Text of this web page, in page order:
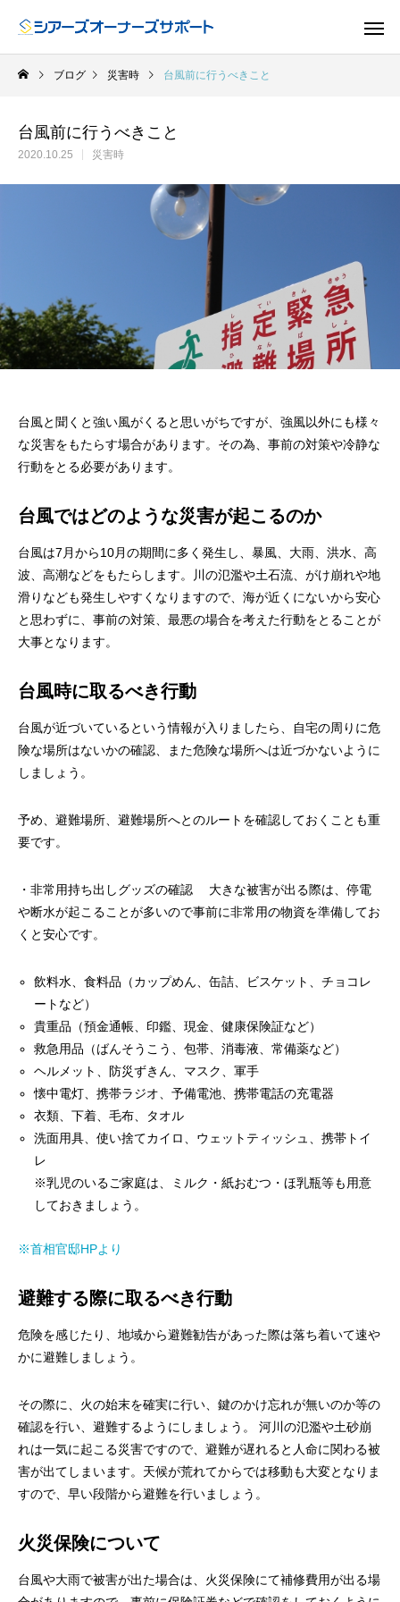
ドア
ブログ 災害時 台風前に行うべきこと
台風前に行うべきこと
2020.10.25 災害時
台風と聞くと強い風がくると思いがちですが、強風以外にも様々
な災害をもたらす場合があります。その為、事前の対策や冷静な
行動をとる必要があります。
台風ではどのような災害が起こるのか
台風は7月から10月の期間に多く発生し、暴風、大雨、洪水、高
波、高潮などをもたらします。川の氾濫や土石流、がけ崩れや地
滑りなども発生しやすくなりますので、海が近くにないから安心
と思わずに、事前の対策、最悪の場合を考えた行動をとることが
大事となります。
台風時に取るべき行動
台風が近づいているという情報が入りましたら、自宅の周りに危
険な場所はないかの確認、また危険な場所へは近づかないように
しましょう。
予め、避難場所、避難場所へとのルートを確認しておくことも重
要です。
・非常用持ち出しグッズの確認 大きな被害が出る際は、停電
や断水が起こることが多いので事前に非常用の物資を準備してお
くと安心です。
飲料水、食料品（カップめん、缶詰、ビスケット、チョコレ
ートなど）
貴重品（預金通帳、印鑑、現金、健康保険証など）
救急用品（ばんそうこう、包帯、消毒液、常備薬など）
ヘルメット、防災ずきん、マスク、軍手
懐中電灯、携帯ラジオ、予備電池、携帯電話の充電器
衣類、下着、毛布、タオル
洗面用具、使い捨てカイロ、ウェットティッシュ、携帯トイ
レ
※乳児のいるご家庭は、ミルク・紙おむつ・ほ乳瓶等も用意
しておきましょう。
※首相官邸HPより
避難する際に取るべき行動
危険を感じたり、地域から避難勧告があった際は落ち着いて速や
かに避難しましょう。
その際に、火の始末を確実に行い、鍵のかけ忘れが無いのか等の
確認を行い、避難するようにしましょう。 河川の氾濫や土砂崩
れは一気に起こる災害ですので、避難が遅れると人命に関わる被
害が出てしまいます。天候が荒れてからでは移動も大変となりま
すので、早い段階から避難を行いましょう。
火災保険について
台風や大雨で被害が出た場合は、火災保険にて補修費用が出る場